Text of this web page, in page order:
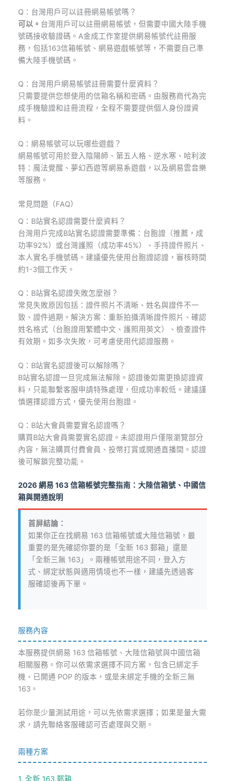
Q：台灣用戶可以註冊網易帳號嗎？
可以。 台灣用戶可以註冊網易帳號，但需要中國大陸手機
號碼接收驗證碼。A金成工作室提供網易帳號代註冊服
務，包括163信箱帳號、網易遊戲帳號等，不需要自己準
備大陸手機號碼。
Q：台灣用戶網易帳號註冊需要什麼資料？
只需要提供您想使用的信箱名稱和密碼。由服務商代為完
成手機驗證和註冊流程，全程不需要提供個人身份證資
料。
Q：網易帳號可以玩哪些遊戲？
網易帳號可用於登入陰陽師、第五人格、逆水寒、哈利波
特：魔法覺醒、夢幻西遊等網易系遊戲，以及網易雲音樂
等服務。
常見問題（FAQ）
Q：B站實名認證需要什麼資料？
台灣用戶完成B站實名認證需要準備：台胞證（推薦，成
功率92%）或台灣護照（成功率45%）、手持證件照片、
本人實名手機號碼。建議優先使用台胞證認證，審核時間
約1-3個工作天。
Q：B站實名認證失敗怎麼辦？
常見失敗原因包括：證件照片不清晰、姓名與證件不一
致、證件過期。解決方案：重新拍攝清晰證件照片、確認
姓名格式（台胞證用繁體中文、護照用英文）、檢查證件
有效期。如多次失敗，可考慮使用代認證服務。
Q：B站實名認證後可以解除嗎？
B站實名認證一旦完成無法解除。認證後如需更換認證資
料，只能聯繫客服申請特殊處理，但成功率較低。建議謹
慎選擇認證方式，優先使用台胞證。
Q：B站大會員需要實名認證嗎？
購買B站大會員需要實名認證。未認證用戶僅限瀏覽部分
內容，無法購買付費會員、投幣打賞或開通直播間。認證
後可解鎖完整功能。
2026 網易 163 信箱帳號完整指南：大陸信箱號、中國信
箱與開通說明
首屏結論：
如果你正在找網易 163 信箱帳號或大陸信箱號，最
重要的是先確認你要的是「全新 163 郵箱」還是
「全新三無 163」。兩種帳號用途不同，登入方
式、綁定狀態與適用情境也不一樣，建議先透過客
服確認後再下單。
服務內容
本服務提供網易 163 信箱帳號、大陸信箱號與中國信箱
相關服務。你可以依需求選擇不同方案，包含已綁定手
機、已開通 POP 的版本，或是未綁定手機的全新三無
163。
若你是少量測試用途，可以先依需求選擇；如果是量大需
求，請先聯絡客服確認可否處理與交期。
兩種方案
1. 全新 163 郵箱